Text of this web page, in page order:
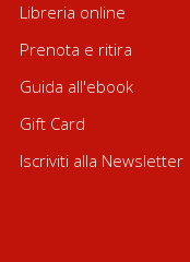
Libreria online
Prenota e ritira
Guida all'ebook
Gift Card
Iscriviti alla Newsletter